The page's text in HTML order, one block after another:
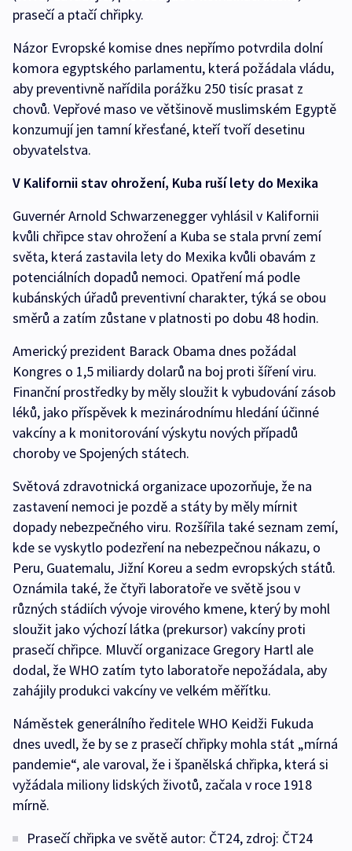
prasečí a ptačí chřipky.
Názor Evropské komise dnes nepřímo potvrdila dolní
komora egyptského parlamentu, která požádala vládu,
aby preventivně nařídila porážku 250 tisíc prasat z
chovů. Vepřové maso ve většinově muslimském Egyptě
konzumují jen tamní křesťané, kteří tvoří desetinu
obyvatelstva.
V Kalifornii stav ohrožení, Kuba ruší lety do Mexika
Guvernér Arnold Schwarzenegger vyhlásil v Kalifornii
kvůli chřipce stav ohrožení a Kuba se stala první zemí
světa, která zastavila lety do Mexika kvůli obavám z
potenciálních dopadů nemoci. Opatření má podle
kubánských úřadů preventivní charakter, týká se obou
směrů a zatím zůstane v platnosti po dobu 48 hodin.
Americký prezident Barack Obama dnes požádal
Kongres o 1,5 miliardy dolarů na boj proti šíření viru.
Finanční prostředky by měly sloužit k vybudování zásob
léků, jako příspěvek k mezinárodnímu hledání účinné
vakcíny a k monitorování výskytu nových případů
choroby ve Spojených státech.
Světová zdravotnická organizace upozorňuje, že na
zastavení nemoci je pozdě a státy by měly mírnit
dopady nebezpečného viru. Rozšířila také seznam zemí,
kde se vyskytlo podezření na nebezpečnou nákazu, o
Peru, Guatemalu, Jižní Koreu a sedm evropských států.
Oznámila také, že čtyři laboratoře ve světě jsou v
různých stádiích vývoje virového kmene, který by mohl
sloužit jako výchozí látka (prekursor) vakcíny proti
prasečí chřipce. Mluvčí organizace Gregory Hartl ale
dodal, že WHO zatím tyto laboratoře nepožádala, aby
zahájily produkci vakcíny ve velkém měřítku.
Náměstek generálního ředitele WHO Keidži Fukuda
dnes uvedl, že by se z prasečí chřipky mohla stát „mírná
pandemie“, ale varoval, že i španělská chřipka, která si
vyžádala miliony lidských životů, začala v roce 1918
mírně.
Prasečí chřipka ve světě autor: ČT24, zdroj: ČT24